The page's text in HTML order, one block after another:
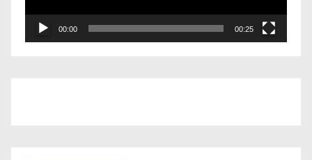
a
00:00 00:25